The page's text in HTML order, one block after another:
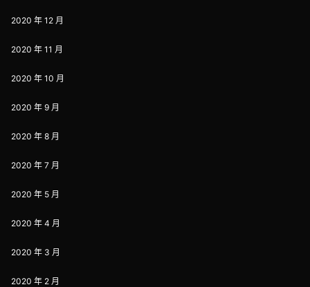
2020 年 12 月
2020 年 11 月
2020 年 10 月
2020 年 9 月
2020 年 8 月
2020 年 7 月
2020 年 5 月
2020 年 4 月
2020 年 3 月
2020 年 2 月